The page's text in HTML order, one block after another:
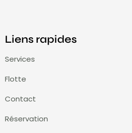
Liens rapides
Services
Flotte
Contact
Réservation